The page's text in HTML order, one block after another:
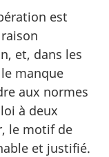
est
et, dans les
manque
aux normes
à deux
le motif de
et justifié.